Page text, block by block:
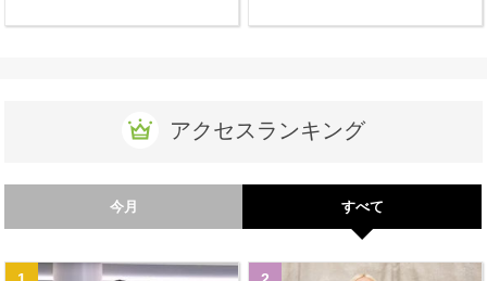
アクセスランキング
今月 すべて